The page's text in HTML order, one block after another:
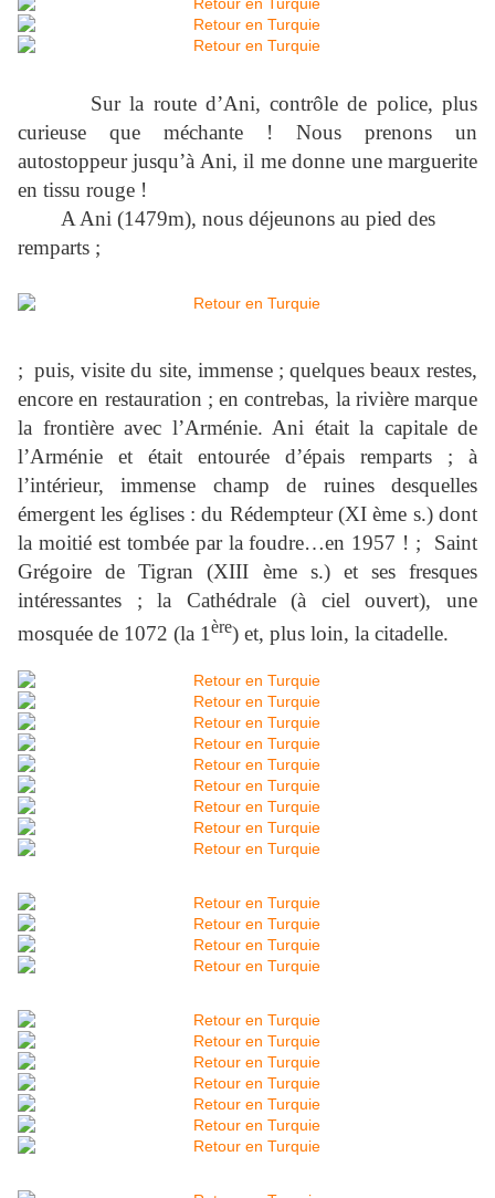
Sur la route d’Ani, contrôle de police, plus
curieuse que méchante ! Nous prenons un
autostoppeur jusqu’à Ani, il me donne une marguerite
en tissu rouge !
A Ani (1479m), nous déjeunons au pied des
remparts ;
; puis, visite du site, immense ; quelques beaux restes,
encore en restauration ; en contrebas, la rivière marque
la frontière avec l’Arménie. Ani était la capitale de
l’Arménie et était entourée d’épais remparts ; à
l’intérieur, immense champ de ruines desquelles
émergent les églises : du Rédempteur (XI ème s.) dont
la moitié est tombée par la foudre…en 1957 ! ; Saint
Grégoire de Tigran (XIII ème s.) et ses fresques
intéressantes ; la Cathédrale (à ciel ouvert), une
mosquée de 1072 (la 1 ère) et, plus loin, la citadelle.